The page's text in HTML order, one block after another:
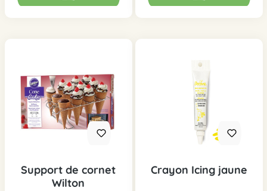
Support de cornet
Wilton
Crayon Icing jaune